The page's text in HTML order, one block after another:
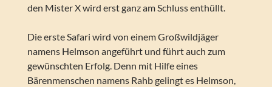
den Mister X wird erst ganz am Schluss enthüllt.
Die erste Safari wird von einem Großwildjäger
namens Helmson angeführt und führt auch zum
gewünschten Erfolg. Denn mit Hilfe eines
Bärenmenschen namens Rahb gelingt es Helmson,